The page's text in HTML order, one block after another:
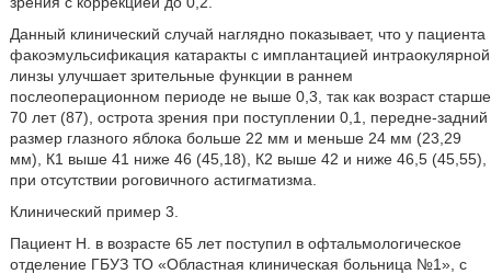
Данный клинический случай наглядно показывает, что у пациента
факоэмульсификация катаракты с имплантацией интраокулярной
линзы улучшает зрительные функции в раннем
послеоперационном периоде не выше 0,3, так как возраст старше
70 лет (87), острота зрения при поступлении 0,1, передне-задний
размер глазного яблока больше 22 мм и меньше 24 мм (23,29
мм), К1 выше 41 ниже 46 (45,18), К2 выше 42 и ниже 46,5 (45,55),
при отсутствии роговичного астигматизма.
Клинический пример 3.
Пациент Н. в возрасте 65 лет поступил в офтальмологическое
отделение ГБУЗ ТО «Областная клиническая больница №1», с